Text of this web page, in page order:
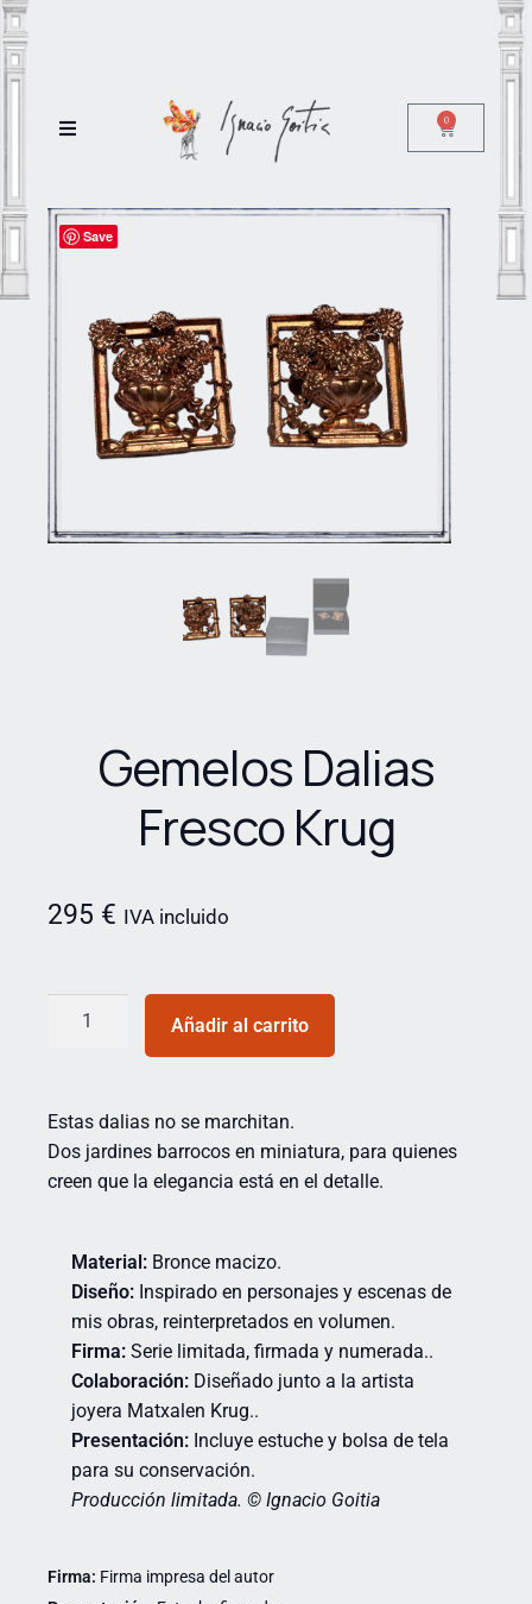
0
Save
Gemelos Dalias
Fresco Krug
295 € IVA incluido
Añadir al carrito
Estas dalias no se marchitan.
Dos jardines barrocos en miniatura, para quienes
creen que la elegancia está en el detalle.
Material: Bronce macizo.
Diseño: Inspirado en personajes y escenas de
mis obras, reinterpretados en volumen.
Firma: Serie limitada, firmada y numerada..
Colaboración: Diseñado junto a la artista
joyera Matxalen Krug..
Presentación: Incluye estuche y bolsa de tela
para su conservación.
Producción limitada. © Ignacio Goitia
Firma: Firma impresa del autor